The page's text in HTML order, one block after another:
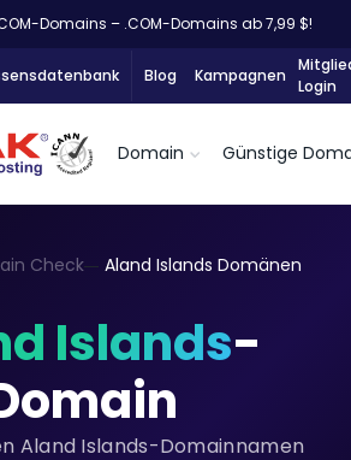
Domains – .COM-Domains ab 7,99 $!
Blog Kampagnen
Login
Domain Günstige
Check Aland Islands Domänen
Islands-
Aland Islands-Domainnamen